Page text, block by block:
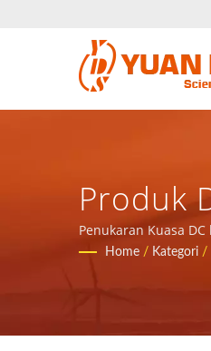
Produk
Dan
Penukaran Kuasa
Home / Kategori /